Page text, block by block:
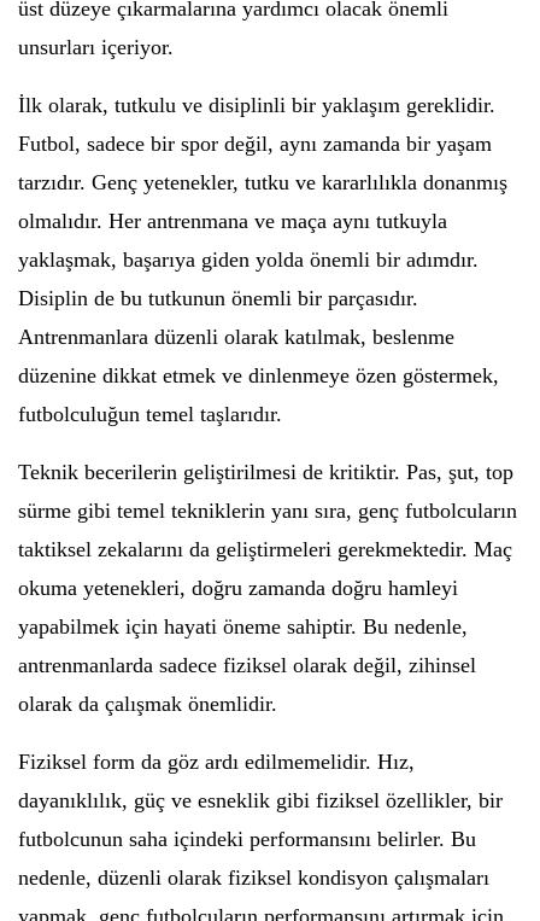
üst düzeye çıkarmalarına yardımcı olacak önemli
unsurları içeriyor.
İlk olarak, tutkulu ve disiplinli bir yaklaşım gereklidir.
Futbol, sadece bir spor değil, aynı zamanda bir yaşam
tarzıdır. Genç yetenekler, tutku ve kararlılıkla donanmış
olmalıdır. Her antrenmana ve maça aynı tutkuyla
yaklaşmak, başarıya giden yolda önemli bir adımdır.
Disiplin de bu tutkunun önemli bir parçasıdır.
Antrenmanlara düzenli olarak katılmak, beslenme
düzenine dikkat etmek ve dinlenmeye özen göstermek,
futbolculuğun temel taşlarıdır.
Teknik becerilerin geliştirilmesi de kritiktir. Pas, şut, top
sürme gibi temel tekniklerin yanı sıra, genç futbolcuların
taktiksel zekalarını da geliştirmeleri gerekmektedir. Maç
okuma yetenekleri, doğru zamanda doğru hamleyi
yapabilmek için hayati öneme sahiptir. Bu nedenle,
antrenmanlarda sadece fiziksel olarak değil, zihinsel
olarak da çalışmak önemlidir.
Fiziksel form da göz ardı edilmemelidir. Hız,
dayanıklılık, güç ve esneklik gibi fiziksel özellikler, bir
futbolcunun saha içindeki performansını belirler. Bu
nedenle, düzenli olarak fiziksel kondisyon çalışmaları
yapmak, genç futbolcuların performansını artırmak için